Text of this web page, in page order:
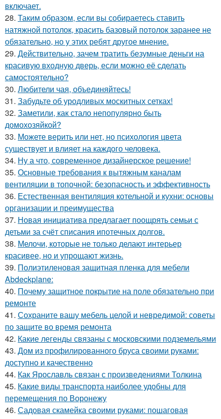
включает.
28. Таким образом, если вы собираетесь ставить
натяжной потолок, красить базовый потолок заранее не
обязательно, но у этих ребят другое мнение.
29. Действительно, зачем тратить безумные деньги на
красивую входную дверь, если можно её сделать
самостоятельно?
30. Любители чая, объединяйтесь!
31. Забудьте об уродливых москитных сетках!
32. Заметили, как стало непопулярно быть
домохозяйкой?
33. Можете верить или нет, но психология цвета
существует и влияет на каждого человека.
34. Ну а что, современное дизайнерское решение!
35. Основные требования к вытяжным каналам
вентиляции в топочной: безопасность и эффективность
36. Естественная вентиляция котельной и кухни: основы
организации и преимущества
37. Новая инициатива предлагает поощрять семьи с
детьми за счёт списания ипотечных долгов.
38. Мелочи, которые не только делают интерьер
красивее, но и упрощают жизнь.
39. Полиэтиленовая защитная пленка для мебели
Abdeckplane:
40. Почему защитное покрытие на поле обязательно при
ремонте
41. Сохраните вашу мебель целой и невредимой: советы
по защите во время ремонта
42. Какие легенды связаны с московскими подземельями
43. Дом из профилированного бруса своими руками:
доступно и качественно
44. Как Ярославль связан с произведениями Толкина
45. Какие виды транспорта наиболее удобны для
перемещения по Воронежу
46. Садовая скамейка своими руками: пошаговая